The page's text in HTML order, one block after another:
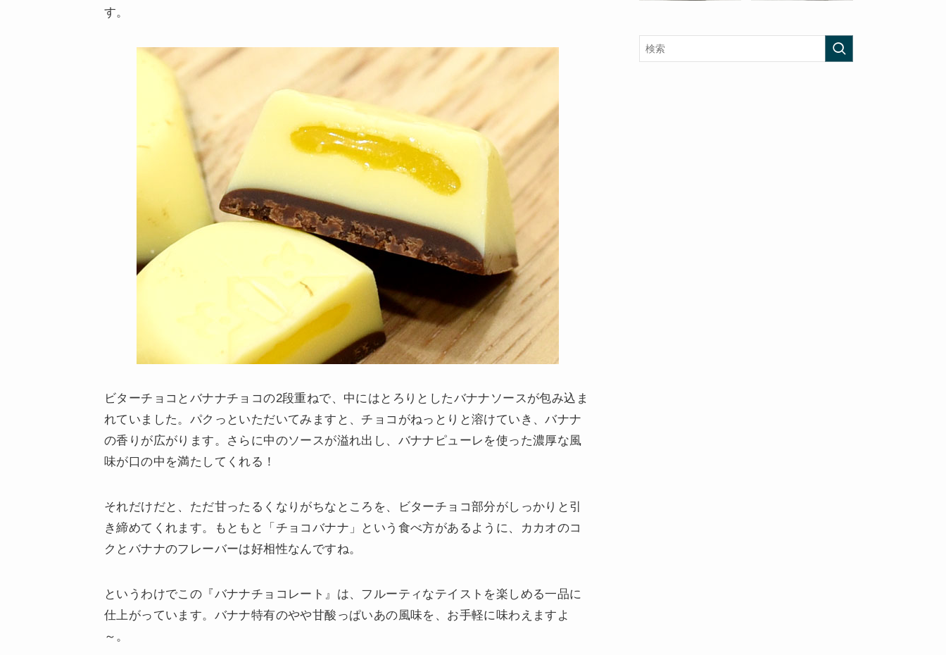
す。
ビターチョコとバナナチョコの2段重ねで、中にはとろりとしたバナナソースが包み込ま
れていました。パクっといただいてみますと、チョコがねっとりと溶けていき、バナナ
の香りが広がります。さらに中のソースが溢れ出し、バナナピューレを使った濃厚な風
味が口の中を満たしてくれる！
それだけだと、ただ甘ったるくなりがちなところを、ビターチョコ部分がしっかりと引
き締めてくれます。もともと「チョコバナナ」という食べ方があるように、カカオのコ
クとバナナのフレーバーは好相性なんですね。
というわけでこの『バナナチョコレート』は、フルーティなテイストを楽しめる一品に
仕上がっています。バナナ特有のやや甘酸っぱいあの風味を、お手軽に味わえますよ
～。